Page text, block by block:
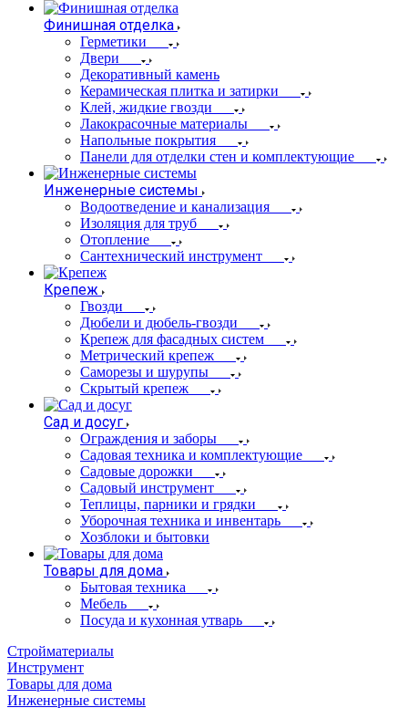
Финишная отделка
Герметики
Двери
Декоративный камень
Керамическая плитка и затирки
Клей, жидкие гвозди
Лакокрасочные материалы
Напольные покрытия
Панели для отделки стен и комплектующие
Инженерные системы
Водоотведение и канализация
Изоляция для труб
Отопление
Сантехнический инструмент
Крепеж
Гвозди
Дюбели и дюбель-гвозди
Крепеж для фасадных систем
Метрический крепеж
Саморезы и шурупы
Скрытый крепеж
Сад и досуг
Ограждения и заборы
Садовая техника и комплектующие
Садовые дорожки
Садовый инструмент
Теплицы, парники и грядки
Уборочная техника и инвентарь
Хозблоки и бытовки
Товары для дома
Бытовая техника
Мебель
Посуда и кухонная утварь
Стройматериалы
Инструмент
Товары для дома
Инженерные системы